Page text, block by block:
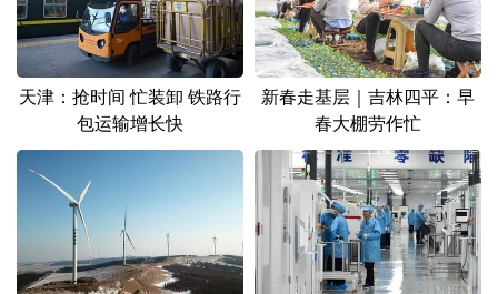
天津：抢时间 忙装卸 铁路行
包运输增长快
新春走基层｜吉林四平：早
春大棚劳作忙